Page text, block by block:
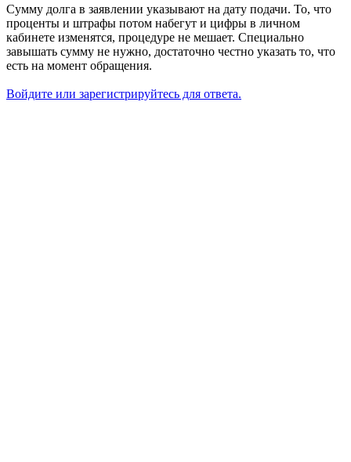
Сумму долга в заявлении указывают на дату подачи. То, что
проценты и штрафы потом набегут и цифры в личном
кабинете изменятся, процедуре не мешает. Специально
завышать сумму не нужно, достаточно честно указать то, что
есть на момент обращения.
Войдите или зарегистрируйтесь для ответа.